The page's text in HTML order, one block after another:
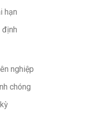
hạn
định
nghiệp
chóng